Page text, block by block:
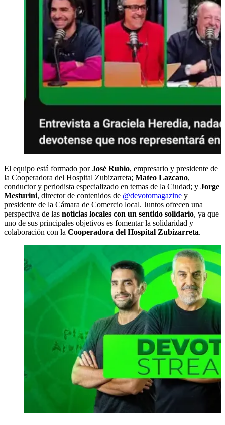
El equipo está formado porJosé Rubio, empresario y presidente de
la Cooperadora del Hospital Zubizarreta; Mateo Lazcano,
conductor y periodista especializado en temas de la Ciudad; y Jorge
Mesturini, director de contenidos de @devotomagazine y
presidente de la Cámara de Comercio local. Juntos ofrecen una
perspectiva de las noticias locales con un sentido solidario, ya que
uno de sus principales objetivos es fomentar la solidaridad y
colaboración con la Cooperadora del Hospital Zubizarreta.